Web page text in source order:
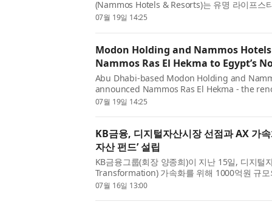
(Nammos Hotels & Resorts)는 유명 라이프스
스가 이집트에서 처음으로 선보이는 완전 통합
07월 19일 14:25
Modon Holding and Nammos
Nammos Ras El Hekma to Egypt’s
Abu Dhabi-based Modon Holding and
announced Nammos Ras El Hekma - the
brand’s first fully integrated destination in
07월 19일 14:25
KB금융, 디지털자산시장 선점과 AX 가
자산 펀드’ 설립
KB금융그룹(회장 양종희)이 지난 15일, 디지털
Transformation) 가속화를 위해 1000억원 규모
AX디지털자산 펀드’를 설립했다. KB금융 주요
07월 16일 13:00